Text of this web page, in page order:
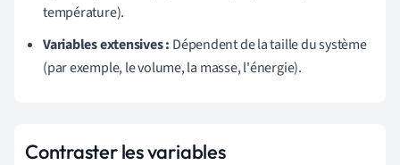
température).
Variables extensives : Dépendent de la taille du système
(par exemple, le volume, la masse, l'énergie).
Contraster les variables